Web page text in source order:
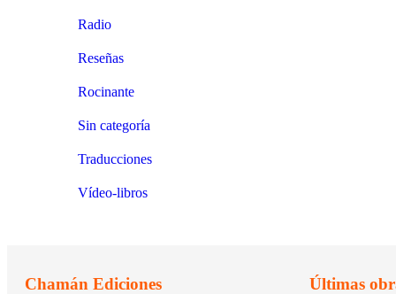
Radio
Reseñas
Rocinante
Sin categoría
Traducciones
Vídeo-libros
Chamán Ediciones Últimas